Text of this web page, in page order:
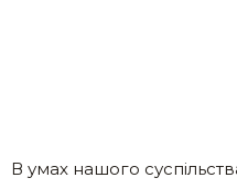
В умах нашого